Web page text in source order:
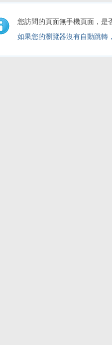
您訪問的頁面無手機頁面，是
如果您的瀏覽器沒有自動跳轉